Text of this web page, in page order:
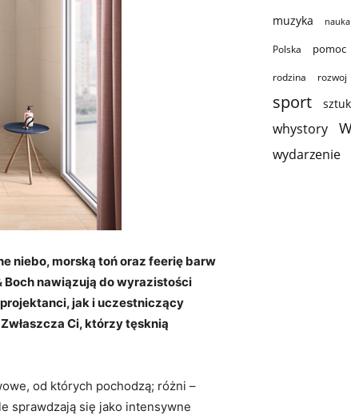
niebo, morską toń oraz feerię barw
nawiązują do wyrazistości
jak i uczestniczący
Ci, którzy tęsknią
od których pochodzą; różni –
sprawdzają się jako intensywne
muzyka nauka
Polska pomoc
rodzina rozwoj
sport
whystory
wydarzenie